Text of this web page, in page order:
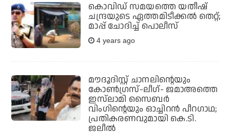
കൊവിഡ് സമയത്തെ യതീഷ്
ചന്ദ്രയുടെ ഏത്തമിടീക്കല്‍ തെറ്റ്;
മാപ്പ് ചോദിച്ച് പൊലീസ്
4 years ago
മൗദൂദിസ്റ്റ് ചാനലിന്റെയും
കോണ്‍ഗ്രസ്-ലീഗ്- ജമാഅത്തെ
ഇസ്‌ലാമി സൈബര്‍
വിംഗിന്റെയും ഓച്ചിറന്‍ പീറഗാഥ;
പ്രതികരണവുമായി കെ.ടി.
ജലീല്‍